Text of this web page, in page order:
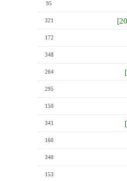
95
321
172
348
264
295
150
341
160
340
153